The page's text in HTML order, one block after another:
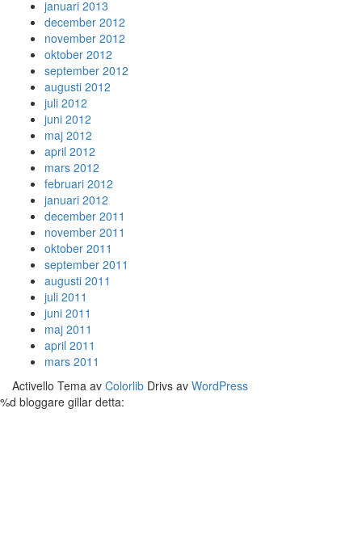
januari 2013
december 2012
november 2012
oktober 2012
september 2012
augusti 2012
juli 2012
juni 2012
maj 2012
april 2012
mars 2012
februari 2012
januari 2012
december 2011
november 2011
oktober 2011
september 2011
augusti 2011
juli 2011
juni 2011
maj 2011
april 2011
mars 2011
Activello Tema av Colorlib Drivs av WordPress
%d bloggare gillar detta: